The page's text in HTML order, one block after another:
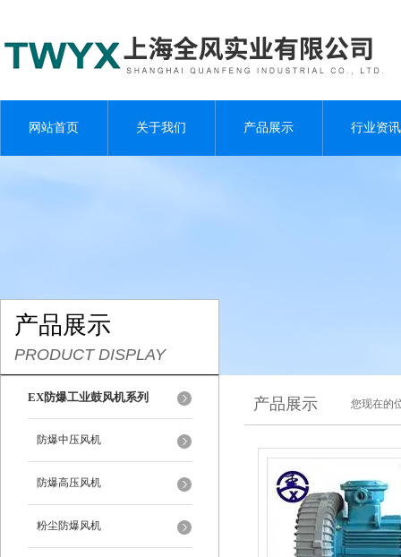
网站首页 关于我们 产品展示 行业资讯
产品展示
PRODUCT DISPLAY
EX防爆工业鼓风机系列
防爆中压风机
防爆高压风机
粉尘防爆风机
产品展示 您现在的